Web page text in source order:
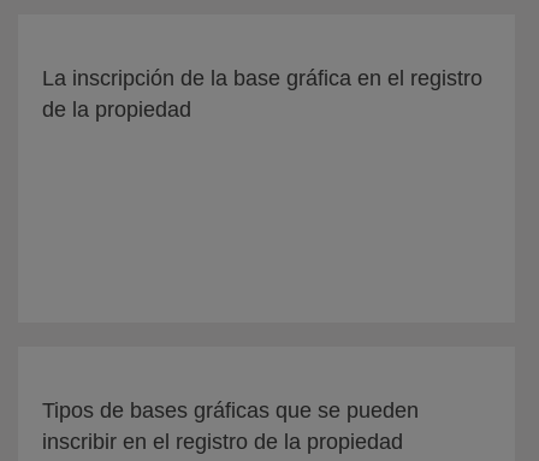
La inscripción de la base gráfica en el registro
de la propiedad
Tipos de bases gráficas que se pueden
inscribir en el registro de la propiedad